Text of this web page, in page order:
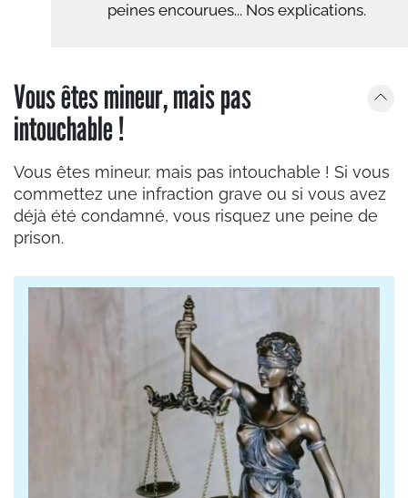
peines encourues... Nos explications.
Vous êtes mineur, mais pas
intouchable !
Vous êtes mineur, mais pas intouchable ! Si vous
commettez une infraction grave ou si vous avez
déjà été condamné, vous risquez une peine de
prison.